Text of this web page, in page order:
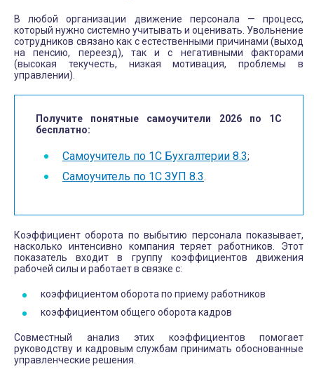
В любой организации движение персонала — процесс,
который нужно системно учитывать и оценивать. Увольнение
сотрудников связано как с естественными причинами (выход
на пенсию, переезд), так и с негативными факторами
(высокая текучесть, низкая мотивация, проблемы в
управлении).
Получите понятные самоучители 2026 по 1С
бесплатно:
Самоучитель по 1С Бухгалтерии 8.3;
Самоучитель по 1С ЗУП 8.3
Коэффициент оборота по выбытию персонала показывает,
насколько интенсивно компания теряет работников. Этот
показатель входит в группу коэффициентов движения
рабочей силы и работает в связке с:
коэффициентом оборота по приему работников
коэффициентом общего оборота кадров
Совместный анализ этих коэффициентов помогает
руководству и кадровым службам принимать обоснованные
управленческие решения.